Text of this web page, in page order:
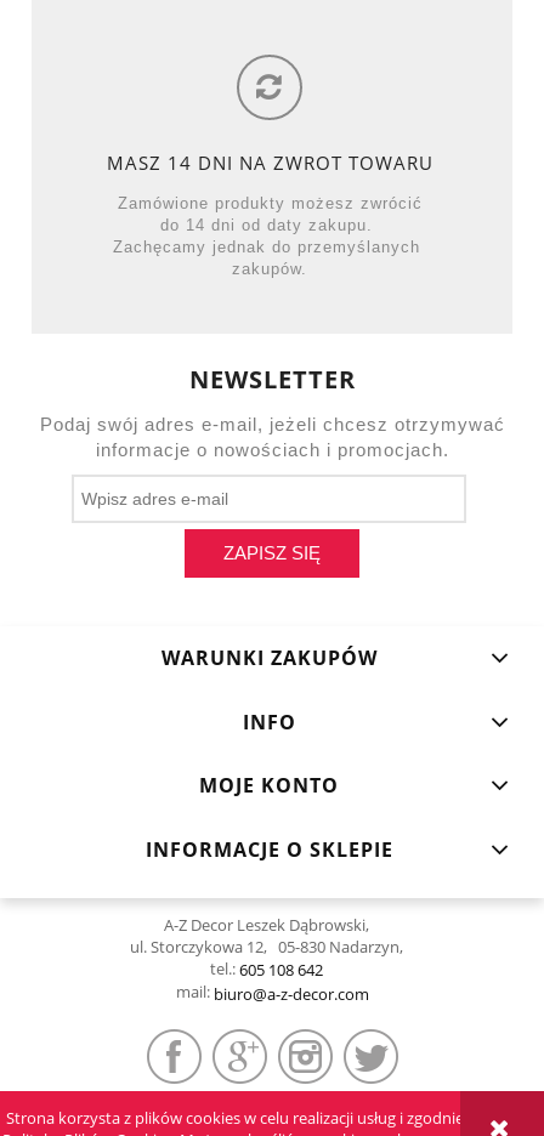
Strona korzysta z plików cookies w celu realizacji usług i zgodnie z
MASZ 14 DNI NA ZWROT TOWARU
Zamówione produkty możesz zwrócić
do 14 dni od daty zakupu.
Zachęcamy jednak do przemyślanych
zakupów.
NEWSLETTER
Podaj swój adres e-mail, jeżeli chcesz otrzymywać
informacje o nowościach i promocjach.
ZAPISZ SIĘ
WARUNKI ZAKUPÓW
INFO
MOJE KONTO
INFORMACJE O SKLEPIE
A-Z Decor Leszek Dąbrowski,
ul. Storczykowa 12, 05-830 Nadarzyn,
tel.:605 108 642
mail: biuro@a-z-decor.com
POKAŻ PEŁNĄ WERSJĘ STRONY